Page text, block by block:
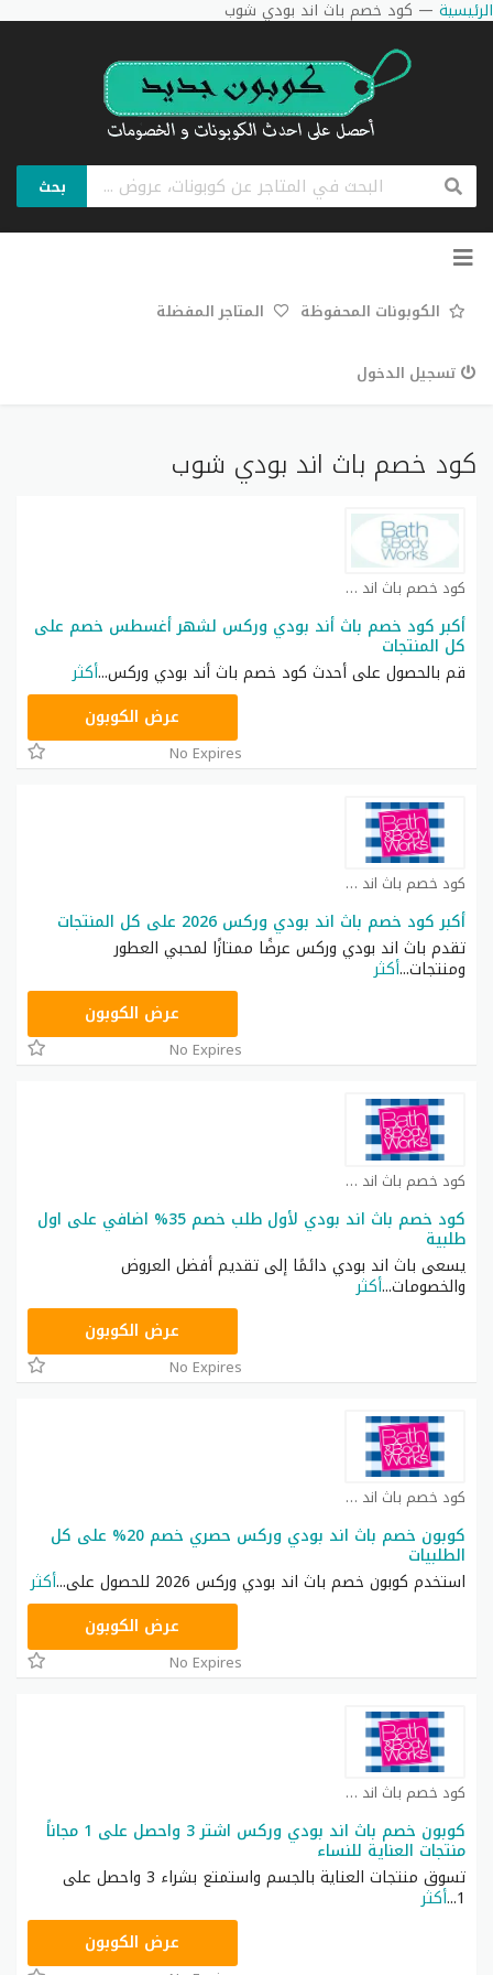
الرئيسية — كود خصم باث اند بودي شوب
بحث
تخطي
الكوبونات المحفوظة المتاجر المفضلة
تسجيل الدخول
كود خصم باث اند بودي شوب
كود خصم باث اند بودي كوبون
أكبر كود خصم باث أند بودي وركس لشهر أغسطس خصم على
كل المنتجات
قم بالحصول على أحدث كود خصم باث أند بودي وركس...أكثر
عرض الكوبون
No Expires
كود خصم باث اند بودي كوبون
أكبر كود خصم باث اند بودي وركس 2026 على كل المنتجات
تقدم باث اند بودي وركس عرضًا ممتازًا لمحبي العطور
ومنتجات...أكثر
عرض الكوبون
No Expires
كود خصم باث اند بودي كوبون
كود خصم باث اند بودي لأول طلب خصم 35% اضافي على اول
طلبية
يسعى باث اند بودي دائمًا إلى تقديم أفضل العروض
والخصومات...أكثر
عرض الكوبون
No Expires
كود خصم باث اند بودي كوبون
كوبون خصم باث اند بودي وركس حصري خصم 20% على كل
الطلبيات
استخدم كوبون خصم باث اند بودي وركس 2026 للحصول على
...أكثر
عرض الكوبون
No Expires
كود خصم باث اند بودي كوبون
كوبون خصم باث اند بودي وركس اشتر 3 واحصل على 1 مجاناً
منتجات العناية للنساء
تسوق منتجات العناية بالجسم واستمتع بشراء 3 واحصل على
1
...أكثر
عرض الكوبون